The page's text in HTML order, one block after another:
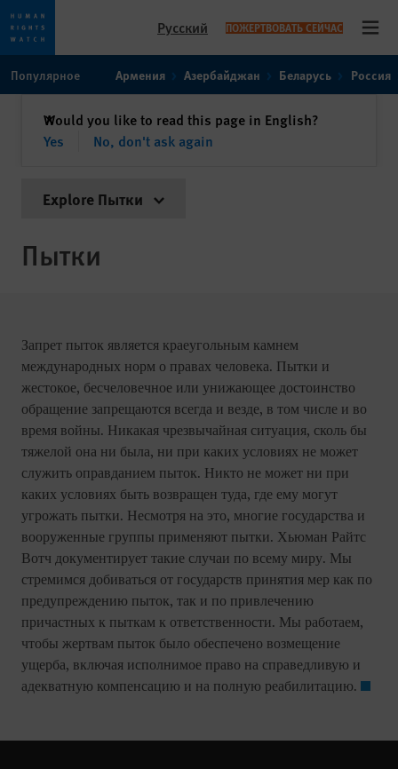
toto
content
Русский ПОЖЕРТВОВАТЬ СЕЙЧАС
Популярное Армения Азербайджан Беларусь Россия
Would you like to read this page in English?
Yes
No, don't ask again
✕закрыть
Explore Пытки
Пытки
Запрет пыток является краеугольным камнем
международных норм о правах человека. Пытки и
жестокое, бесчеловечное или унижающее достоинство
обращение запрещаются всегда и везде, в том числе и во
время войны. Никакая чрезвычайная ситуация, сколь бы
тяжелой она ни была, ни при каких условиях не может
служить оправданием пыток. Никто не может ни при
каких условиях быть возвращен туда, где ему могут
угрожать пытки. Несмотря на это, многие государства и
вооруженные группы применяют пытки. Хьюман Райтс
Вотч документирует такие случаи по всему миру. Мы
стремимся добиваться от государств принятия мер как по
предупреждению пыток, так и по привлечению
причастных к пыткам к ответственности. Мы работаем,
чтобы жертвам пыток было обеспечено возмещение
ущерба, включая исполнимое право на справедливую и
адекватную компенсацию и на полную реабилитацию.